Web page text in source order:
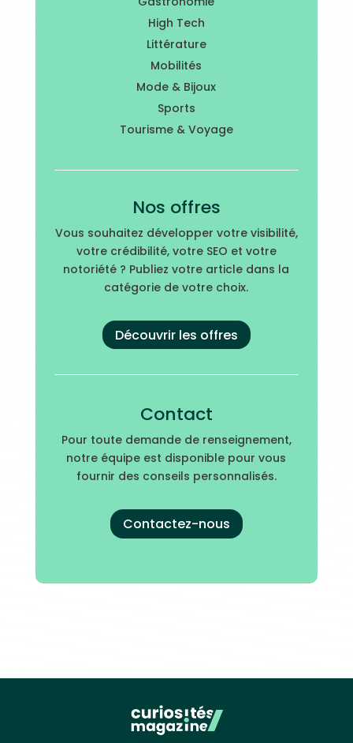
High Tech
Littérature
Mobilités
Mode & Bijoux
Sports
Tourisme & Voyage
Nos offres
Vous souhaitez développer votre visibilité,
votre crédibilité, votre SEO et votre
notoriété ? Publiez votre article dans la
catégorie de votre choix.
Découvrir les offres
Contact
Pour toute demande de renseignement,
notre équipe est disponible pour vous
fournir des conseils personnalisés.
Contactez-nous